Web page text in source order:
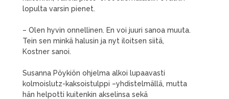
lopulta varsin pienet.
– Olen hyvin onnellinen. En voi juuri sanoa muuta.
Tein sen minkä halusin ja nyt iloitsen siitä,
Kostner sanoi.
Susanna Pöykiön ohjelma alkoi lupaavasti
kolmoislutz-kaksoistulppi –yhdistelmällä, mutta
hän helpotti kuitenkin akselinsa sekä